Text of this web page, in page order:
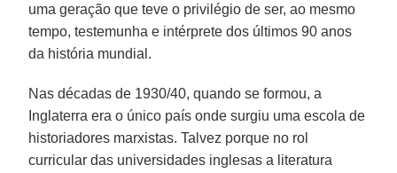
uma geração que teve o privilégio de ser, ao mesmo
tempo, testemunha e intérprete dos últimos 90 anos
da história mundial.
Nas décadas de 1930/40, quando se formou, a
Inglaterra era o único país onde surgiu uma escola de
historiadores marxistas. Talvez porque no rol
curricular das universidades inglesas a literatura